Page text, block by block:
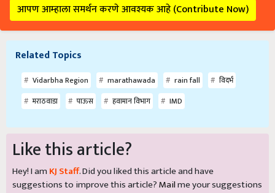
आपण आम्हाला समर्थन करणे आवश्यक आहे (Contribute Now)
Related Topics
Vidarbha Region marathawada rain fall
विदर्भ
मराठवाडा
पाऊस हवामान विभाग IMD
Like this article?
Hey! I am KJ Staff. Did you liked this article and have
suggestions to improve this article?Mailme your suggestions